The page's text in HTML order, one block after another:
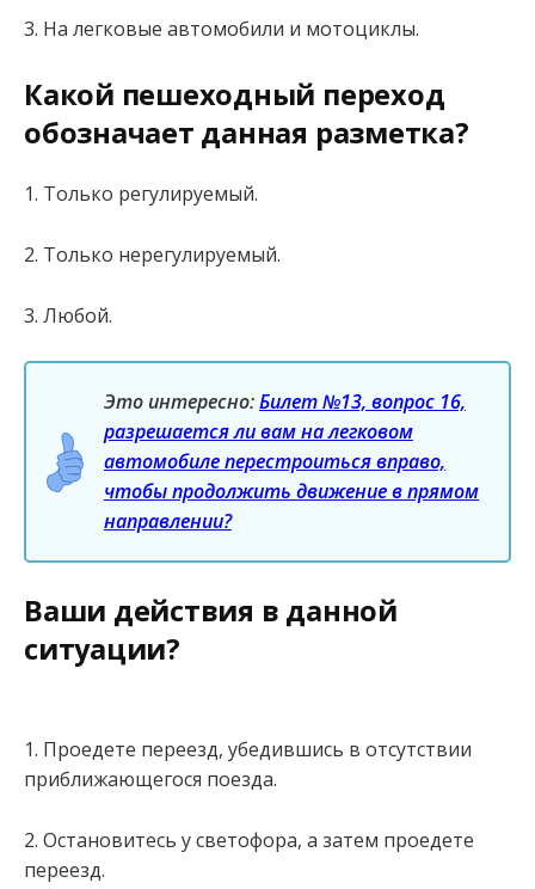
3. На легковые автомобили и мотоциклы.
Какой пешеходный переход
обозначает данная разметка?
1. Только регулируемый.
2. Только нерегулируемый.
3. Любой.
Это интересно:Билет №13, вопрос 16,
разрешается ли вам на легковом
автомобиле перестроиться вправо,
чтобы продолжить движение в прямом
направлении?
Ваши действия в данной
ситуации?
1. Проедете переезд, убедившись в отсутствии
приближающегося поезда.
2. Остановитесь у светофора, а затем проедете
переезд.